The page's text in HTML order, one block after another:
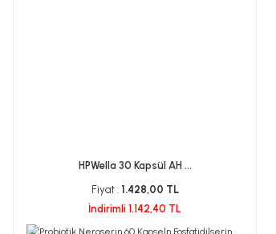
HPWella 30 Kapsül AH ...
Fiyat : 1.428,00 TL
İndirimli 1.142,40 TL